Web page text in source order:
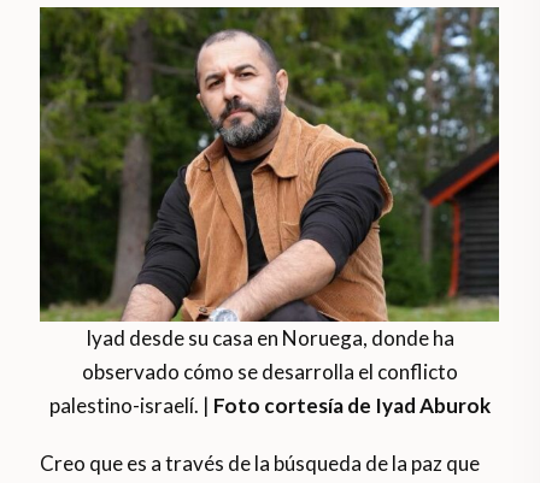
Iyad desde su casa en Noruega, donde ha
observado cómo se desarrolla el conflicto
palestino-israelí. | Foto cortesía de Iyad Aburok
Creo que es a través de la búsqueda de la paz que